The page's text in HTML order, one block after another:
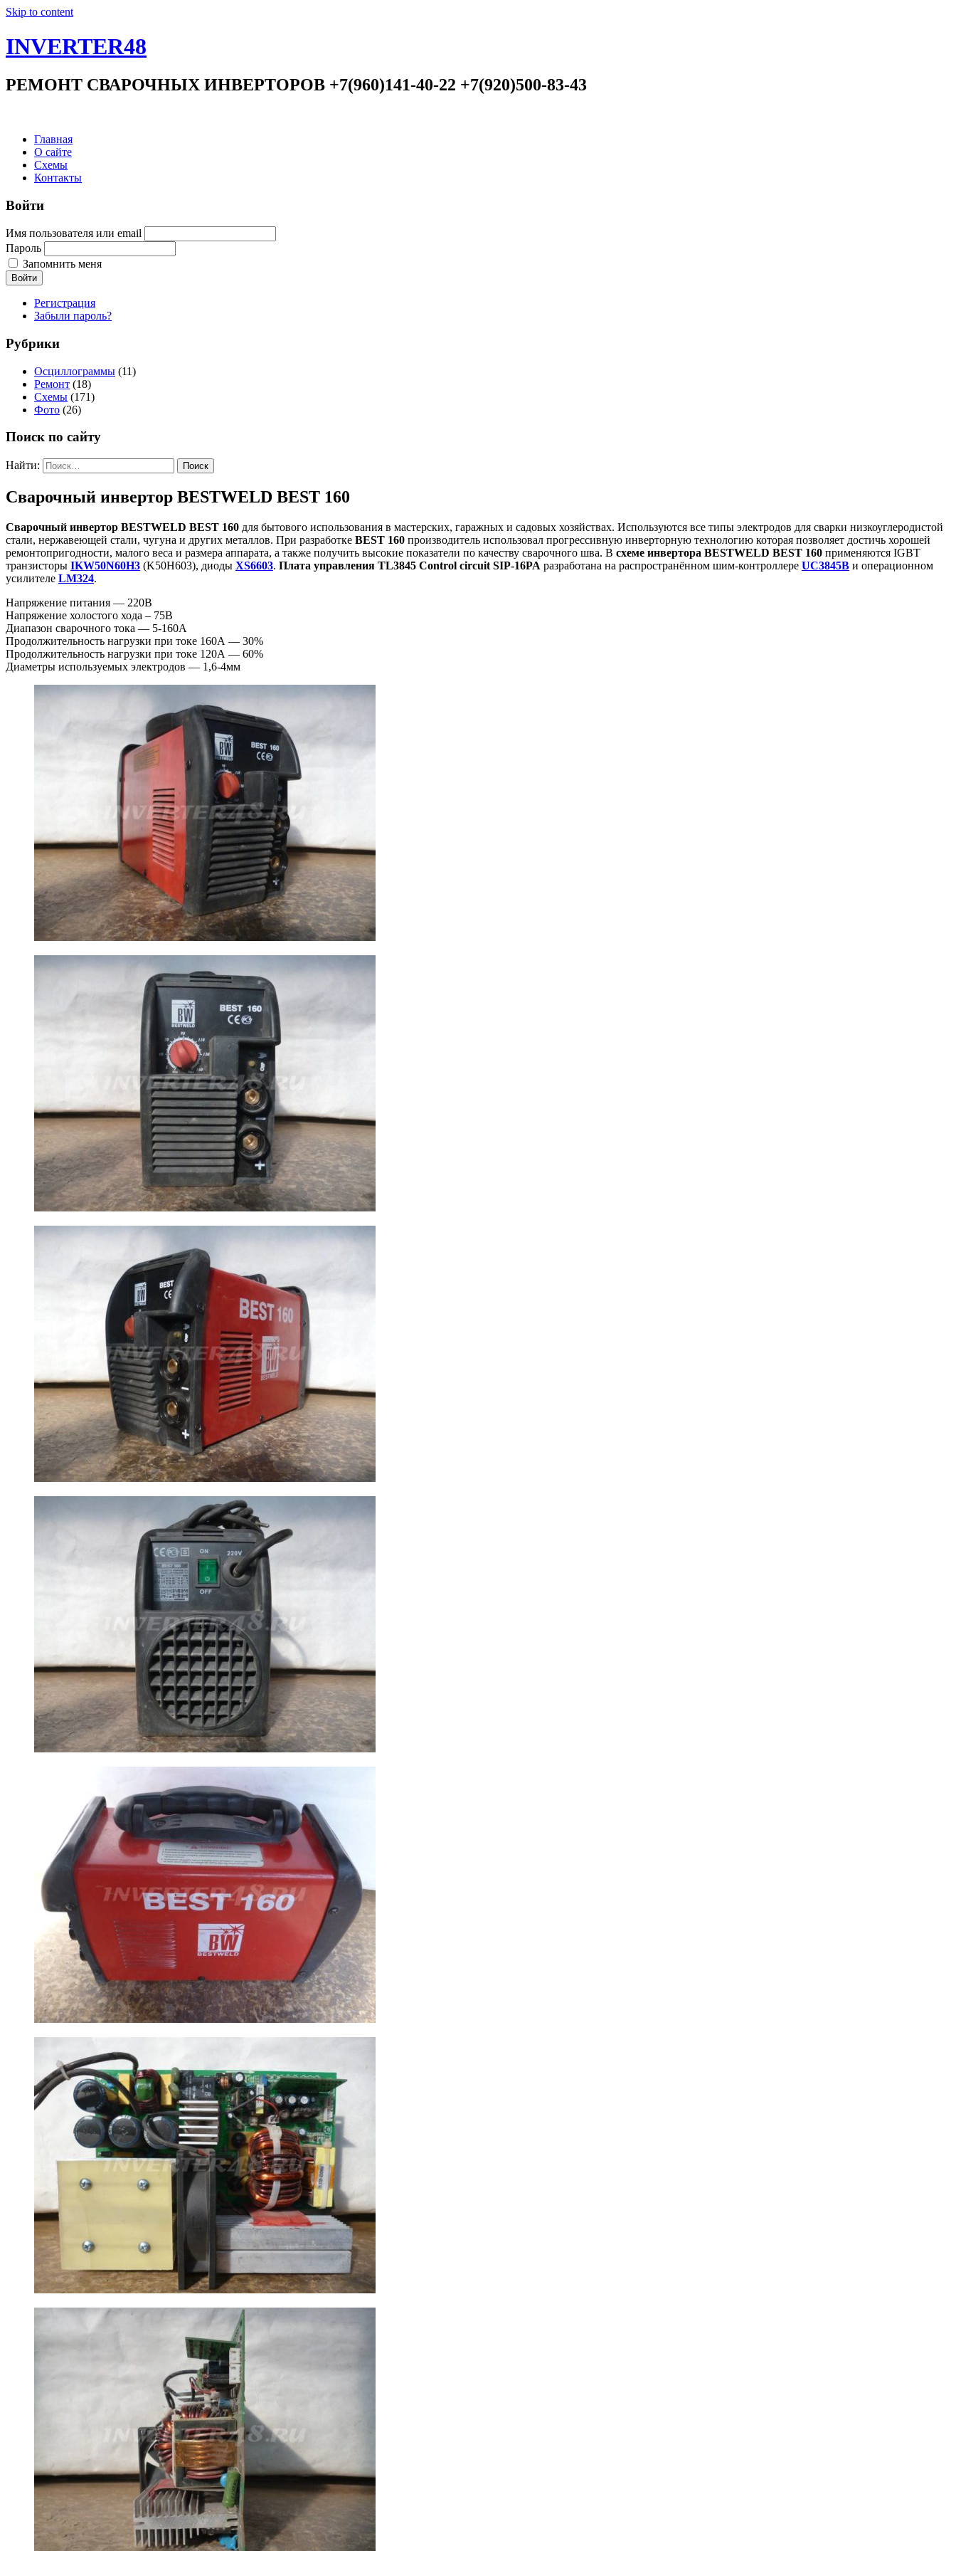
Skip to content
INVERTER48
РЕМОНТ СВАРОЧНЫХ ИНВЕРТОРОВ +7(960)141-40-22 +7(920)500-83-43
Главная
О сайте
Схемы
Контакты
Войти
Имя пользователя или email
Пароль
Запомнить меня
Войти
Регистрация
Забыли пароль?
Рубрики
Осциллограммы (11)
Ремонт (18)
Схемы (171)
Фото (26)
Поиск по сайту
Найти:
Сварочный инвертор BESTWELD BEST 160
Сварочный инвертор BESTWELD BEST 160 для бытового использования в мастерских, гаражных и садовых хозяйствах. Используются все типы электродов для сварки низкоуглеродистой
стали, нержавеющей стали, чугуна и других металлов. При разработке BEST 160 производитель использовал прогрессивную инверторную технологию которая позволяет достичь хорошей
ремонтопригодности, малого веса и размера аппарата, а также получить высокие показатели по качеству сварочного шва. В схеме инвертора BESTWELD BEST 160 применяются IGBT
транзисторы IKW50N60H3 (K50H603), диоды XS6603. Плата управления TL3845 Control circuit SIP-16PA разработана на распространённом шим-контроллере UC3845B и операционном
усилителе LM324.
Напряжение питания — 220В
Напряжение холостого хода – 75В
Диапазон сварочного тока — 5-160А
Продолжительность нагрузки при токе 160А — 30%
Продолжительность нагрузки при токе 120А — 60%
Диаметры используемых электродов — 1,6-4мм